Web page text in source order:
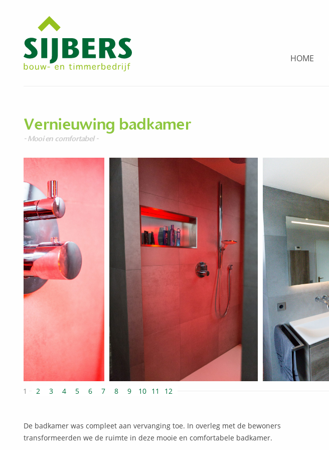
HOME
Vernieuwing badkamer
- Mooi en comfortabel -
1 2 3 4 5 6 7 8 9 10 11 12
De badkamer was compleet aan vervanging toe. In overleg met de bewoners
transformeerden we de ruimte in deze mooie en comfortabele badkamer.